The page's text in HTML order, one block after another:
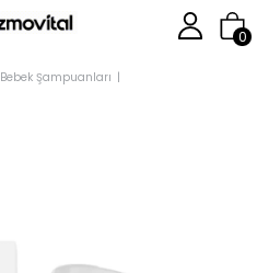
0
Bebek Şampuanları